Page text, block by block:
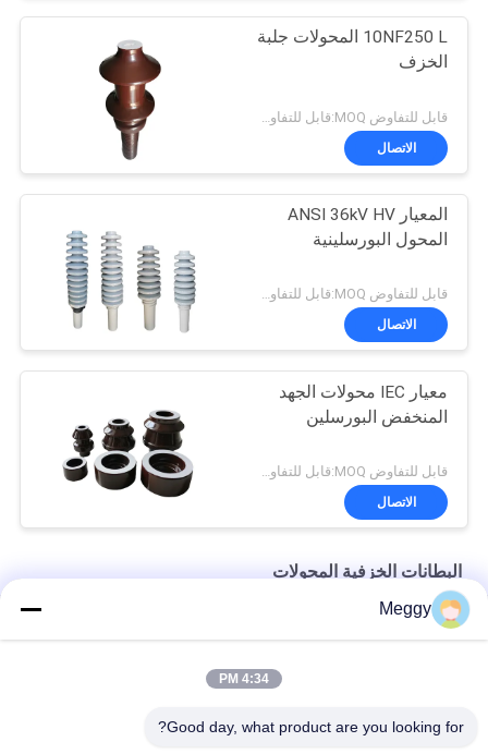
10NF250 L المحولات جلبة
الخزف
الاتصال
المعيار ANSI 36kV HV
المحول البورسلينية
قابل للتفاوض MOQ:قابل للتفاوض
الاتصال
معيار IEC محولات الجهد
المنخفض البورسلين
قابل للتفاوض MOQ:قابل للتفاوض
الاتصال
البطانات الخزفية المحولات
قوة عالية 28.5kV 30NF250 جلبة محول الطاقة
Meggy
4:34 PM
Good day, what product are you looking for?